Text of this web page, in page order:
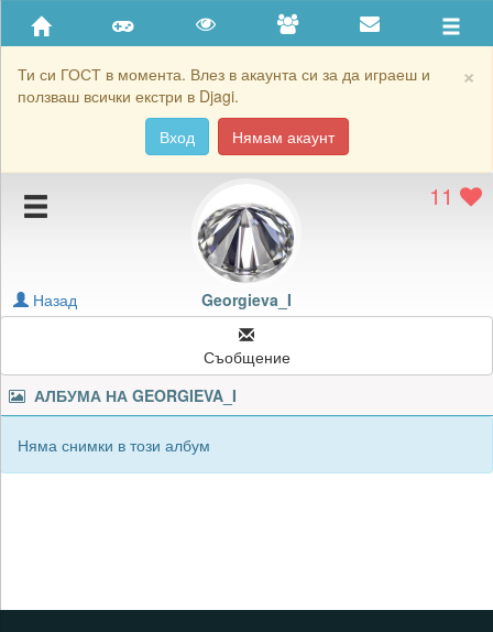
×
Ти си ГОСТ в момента. Влез в акаунта си за да играеш и
ползваш всички екстри в Djagi.
Вход
Нямам акаунт
Приятели
Хронология на игри
Подаръците на Georgieva_I
Картичките на Georgieva_I
Блокирай Georgieva_I
11
Georgieva_I
Назад
Съобщение
АЛБУМА НА GEORGIEVA_I
Няма снимки в този албум